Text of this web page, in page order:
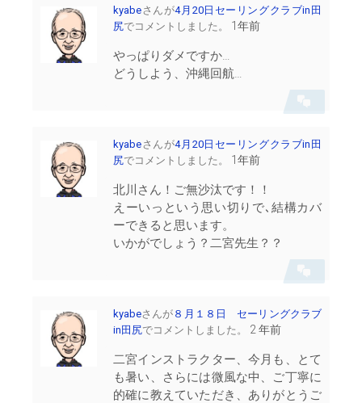
表
kyabeさんが4月20日セーリングクラブin田
尻でコメントしました。 1年前
やっぱりダメですか…
どうしよう、沖縄回航…
会
話
表
kyabeさんが4月20日セーリングクラブin田
尻でコメントしました。 1年前
北川さん！ご無沙汰です！！
えーいっという思い切りで､結構カバ
ーできると思います。
いかがでしょう？二宮先生？？
会
話
表
kyabeさんが ８月１８日 セーリングクラブ
in田尻でコメントしました。 2 年前
二宮インストラクター、今月も、とて
も暑い、さらには微風な中、ご丁寧に
的確に教えていただき、ありがとうご